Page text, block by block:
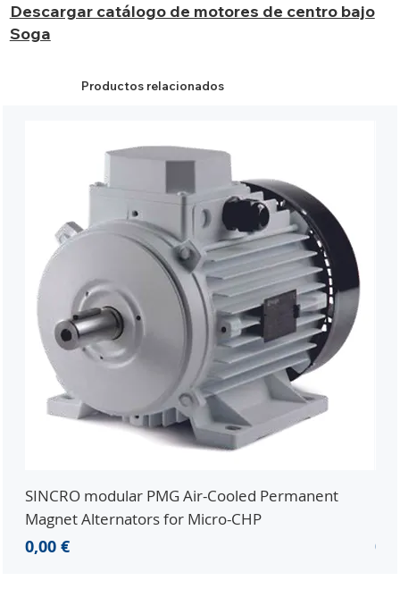
Descargar catálogo de motores de centro bajo
Soga
Productos relacionados
SINCRO modular PMG Air-Cooled Permanent
Magnet Alternators for Micro-CHP
Precio
0,00 €